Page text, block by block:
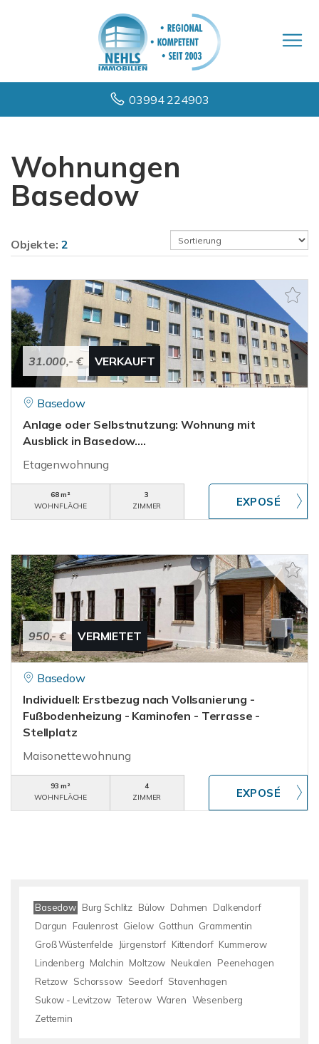
03994 224903
Wohnungen
Basedow
Objekte: 2
31.000,- € VERKAUFT
Basedow
Anlage oder Selbstnutzung: Wohnung mit
Ausblick in Basedow....
Etagenwohnung
68 m²
WOHNFLÄCHE
3
ZIMMER
950,- € VERMIETET
Basedow
Individuell: Erstbezug nach Vollsanierung -
Fußbodenheizung - Kaminofen - Terrasse -
Stellplatz
Maisonettewohnung
93 m²
WOHNFLÄCHE
4
ZIMMER
Basedow Burg Schlitz Bülow Dahmen
Dalkendorf
Dargun
Faulenrost Gielow Gotthun Grammentin
Groß Wüstenfelde
Jürgenstorf Kittendorf Kummerow
Lindenberg Malchin Moltzow Neukalen
Peenehagen
Retzow Schorssow Seedorf Stavenhagen
Sukow - Levitzow Teterow Waren Wesenberg
Zettemin